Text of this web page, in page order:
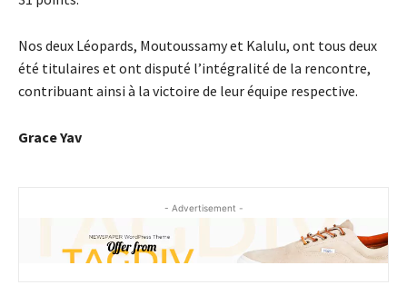
Nos deux Léopards, Moutoussamy et Kalulu, ont tous deux
été titulaires et ont disputé l’intégralité de la rencontre,
contribuant ainsi à la victoire de leur équipe respective.
Grace Yav
- Advertisement -